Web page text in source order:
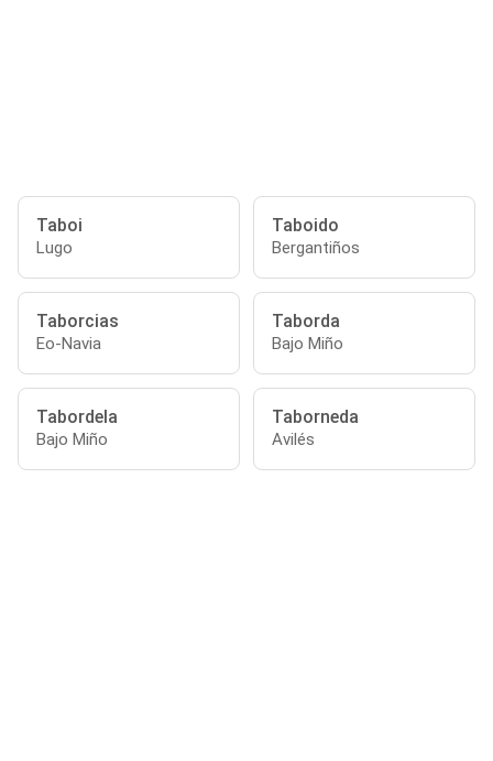
Taboi
Lugo
Taboido
Bergantiños
Taborcias
Eo-Navia
Taborda
Bajo Miño
Tabordela
Bajo Miño
Taborneda
Avilés